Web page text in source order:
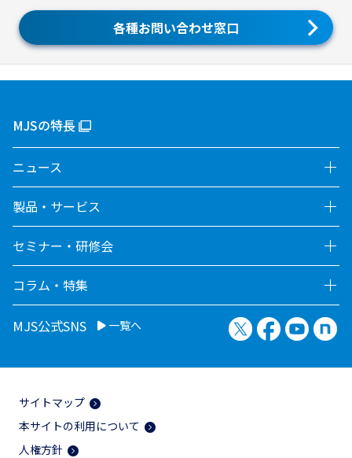
各種お問い合わせ窓口
MJSの特長
ニュース
製品・サービス
セミナー・研修会
コラム・特集
MJS公式SNS 一覧へ X（旧Twitter）
Facebook
サイトマップ
本サイトの利用について
人権方針